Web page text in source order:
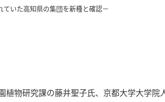
いた高知県の集団を新種と確認－
物研究課の藤井聖子氏、京都大学大学